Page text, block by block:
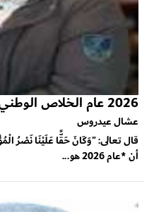
2026 عام الخلاص الوطني بإذن الله
عشال عيدروس
قال تعالى: "وَكَانَ حَقًّا عَلَيْنَا نَصْرُ
أن *عام 2026 هو...